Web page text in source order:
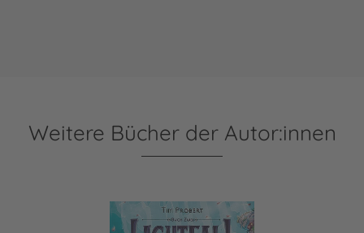
Weitere Bücher der Autor:innen